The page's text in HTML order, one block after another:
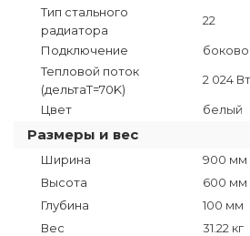
Тип стального
радиатора
22
Подключение
Тепловой поток
(дельтаT=70K)
2 024 Вт
Цвет белый
Размеры и вес
Ширина
900 мм
Высота
600 мм
Глубина
100 мм
Вес
31.22 кг